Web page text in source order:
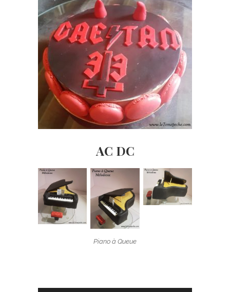
AC DC
Piano à Queue